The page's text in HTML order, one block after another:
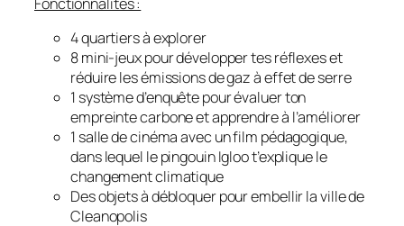
4 quartiers à explorer
8 mini-jeux pour développer tes réflexes et
réduire les émissions de gaz à effet de serre
1 système d’enquête pour évaluer ton
empreinte carbone et apprendre à l’améliorer
1 salle de cinéma avec un film pédagogique,
dans lequel le pingouin Igloo t’explique le
changement climatique
Des objets à débloquer pour embellir la ville de
Cleanopolis